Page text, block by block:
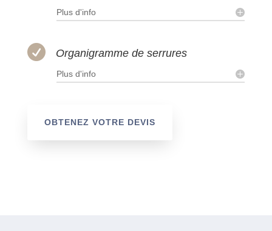
Plus d'info
 Organigramme de serrures
Plus d'info
OBTENEZ VOTRE DEVIS